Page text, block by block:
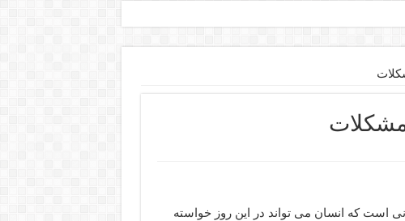
است که انسان می تواند در این روز خواسته